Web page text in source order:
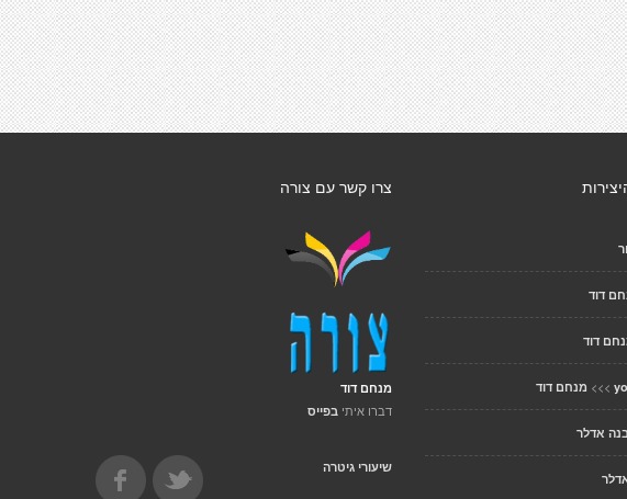
צרו קשר עם צורה
מנחם דוד
דברו איתי בפייס
שיעורי גיטרה
דוד
דוד
>>> מנחם דוד
אדלר